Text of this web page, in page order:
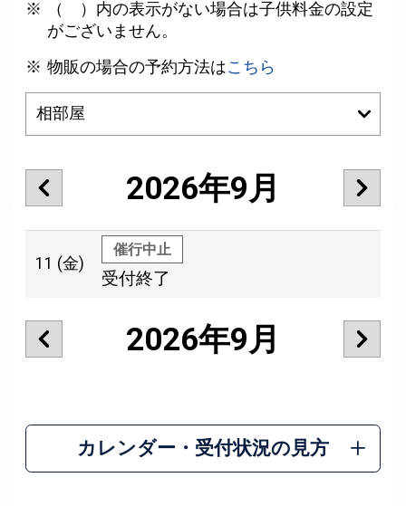
（ ）内の表示がない場合は子供料金の設定
がございません。
物販の場合の予約方法はこちら
2026年9月
11 (金)
催行中止
受付終了
2026年9月
カレンダー・受付状況の見方